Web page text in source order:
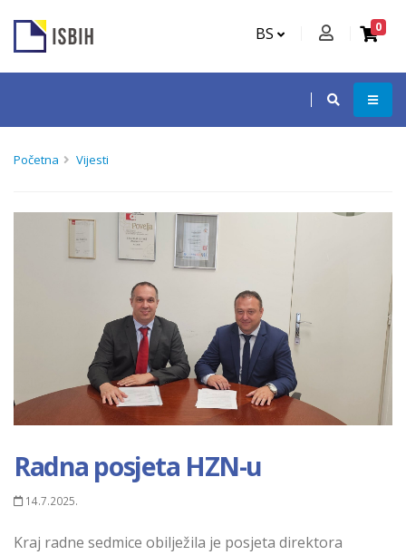
BS 0
Početna Vijesti
Radna posjeta HZN-u
14.7.2025.
Kraj radne sedmice obilježila je posjeta direktora